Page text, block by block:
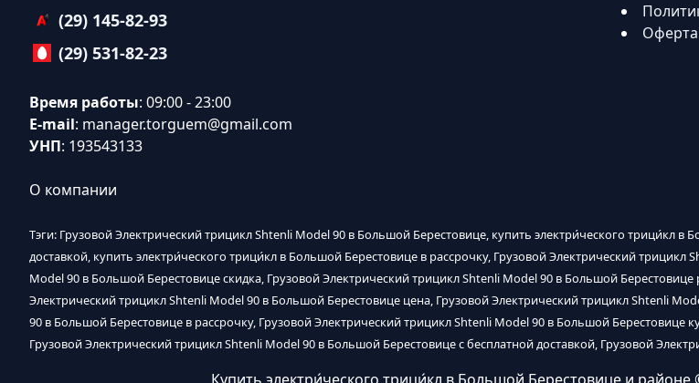
(29) 145-82-93
(29) 531-82-23
Время работы: 09:00 - 23:00
E-mail: manager.torguem@gmail.com
УНП: 193543133
О компании
Оферта
Тэги: Грузовой Электрический трицикл Shtenli Model 90 в Большой Берестовице, купить электри́ческого трици́кл
доставкой, купить электри́ческого трици́кл в Большой Берестовице в рассрочку, Грузовой Электрический
Model 90 в Большой Берестовице скидка, Грузовой Электрический трицикл Shtenli Model 90 в Большой
Электрический трицикл Shtenli Model 90 в Большой Берестовице цена, Грузовой Электрический трицикл Shtenli
90 в Большой Берестовице в рассрочку, Грузовой Электрический трицикл Shtenli Model 90 в Большой Берестовице
Грузовой Электрический трицикл Shtenli Model 90 в Большой Берестовице с бесплатной доставкой, Грузовой